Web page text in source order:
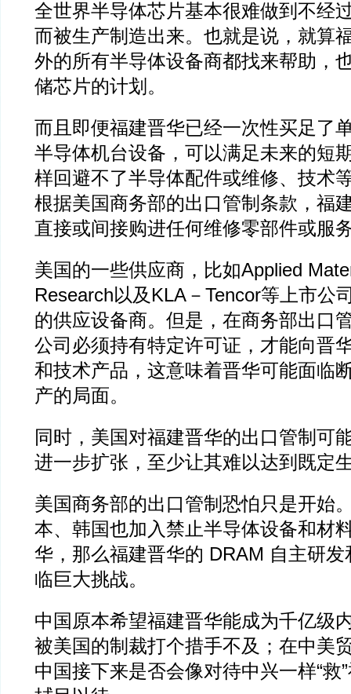
全世界半导体芯片基本很难做到不经
而被生产制造出来。也就是说，就算
外的所有半导体设备商都找来帮助，
储芯片的计划。
而且即便福建晋华已经一次性买足了
半导体机台设备，可以满足未来的短
样回避不了半导体配件或维修、技术
根据美国商务部的出口管制条款，福
直接或间接购进任何维修零部件或服
美国的一些供应商，比如Applied
Research以及KLA－Tencor等上市公
的供应设备商。但是，在商务部出口
公司必须持有特定许可证，才能向晋
和技术产品，这意味着晋华可能面临
产的局面。
同时，美国对福建晋华的出口管制可
进一步扩张，至少让其难以达到既定
美国商务部的出口管制恐怕只是开始
本、韩国也加入禁止半导体设备和材
华，那么福建晋华的 DRAM 自主研
临巨大挑战。
中国原本希望福建晋华能成为千亿级
被美国的制裁打个措手不及；在中美
中国接下来是否会像对待中兴一样“救